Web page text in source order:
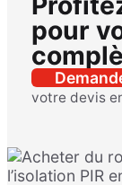
pour
votre devis